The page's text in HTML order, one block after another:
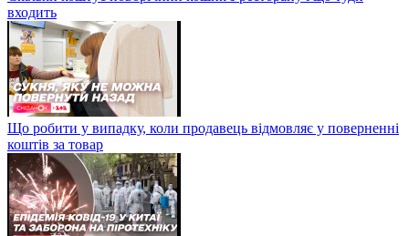
входить
Що робити у випадку, коли продавець відмовляє у поверненні
коштів за товар